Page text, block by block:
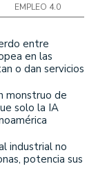
EMPLEO 4.0
entre
en las
o dan servicios
monstruo de
solo la IA
industrial no
potencia sus